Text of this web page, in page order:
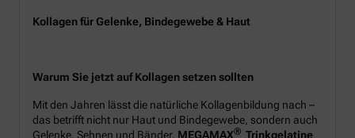
Kollagen für Gelenke, Bindegewebe & Haut
Warum Sie jetzt auf Kollagen setzen sollten
Mit den Jahren lässt die natürliche Kollagenbildung nach –
das betrifft nicht nur Haut und Bindegewebe, sondern auch
Gelenke, Sehnen und Bänder. MEGAMAX® Trinkgelatine